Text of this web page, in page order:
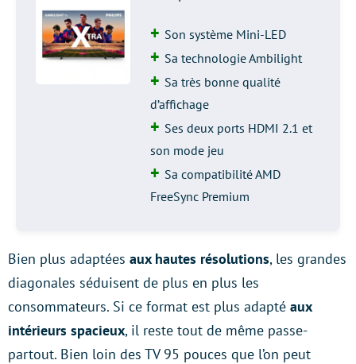
Son système Mini-LED
Sa technologie Ambilight
Sa très bonne qualité
d’affichage
Ses deux ports HDMI 2.1 et
son mode jeu
Sa compatibilité AMD
FreeSync Premium
Bien plus adaptées aux hautes résolutions, les grandes
diagonales séduisent de plus en plus les
consommateurs. Si ce format est plus adapté aux
intérieurs spacieux, il reste tout de même passe-
partout. Bien loin des TV 95 pouces que l’on peut